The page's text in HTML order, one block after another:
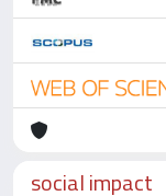
social impact